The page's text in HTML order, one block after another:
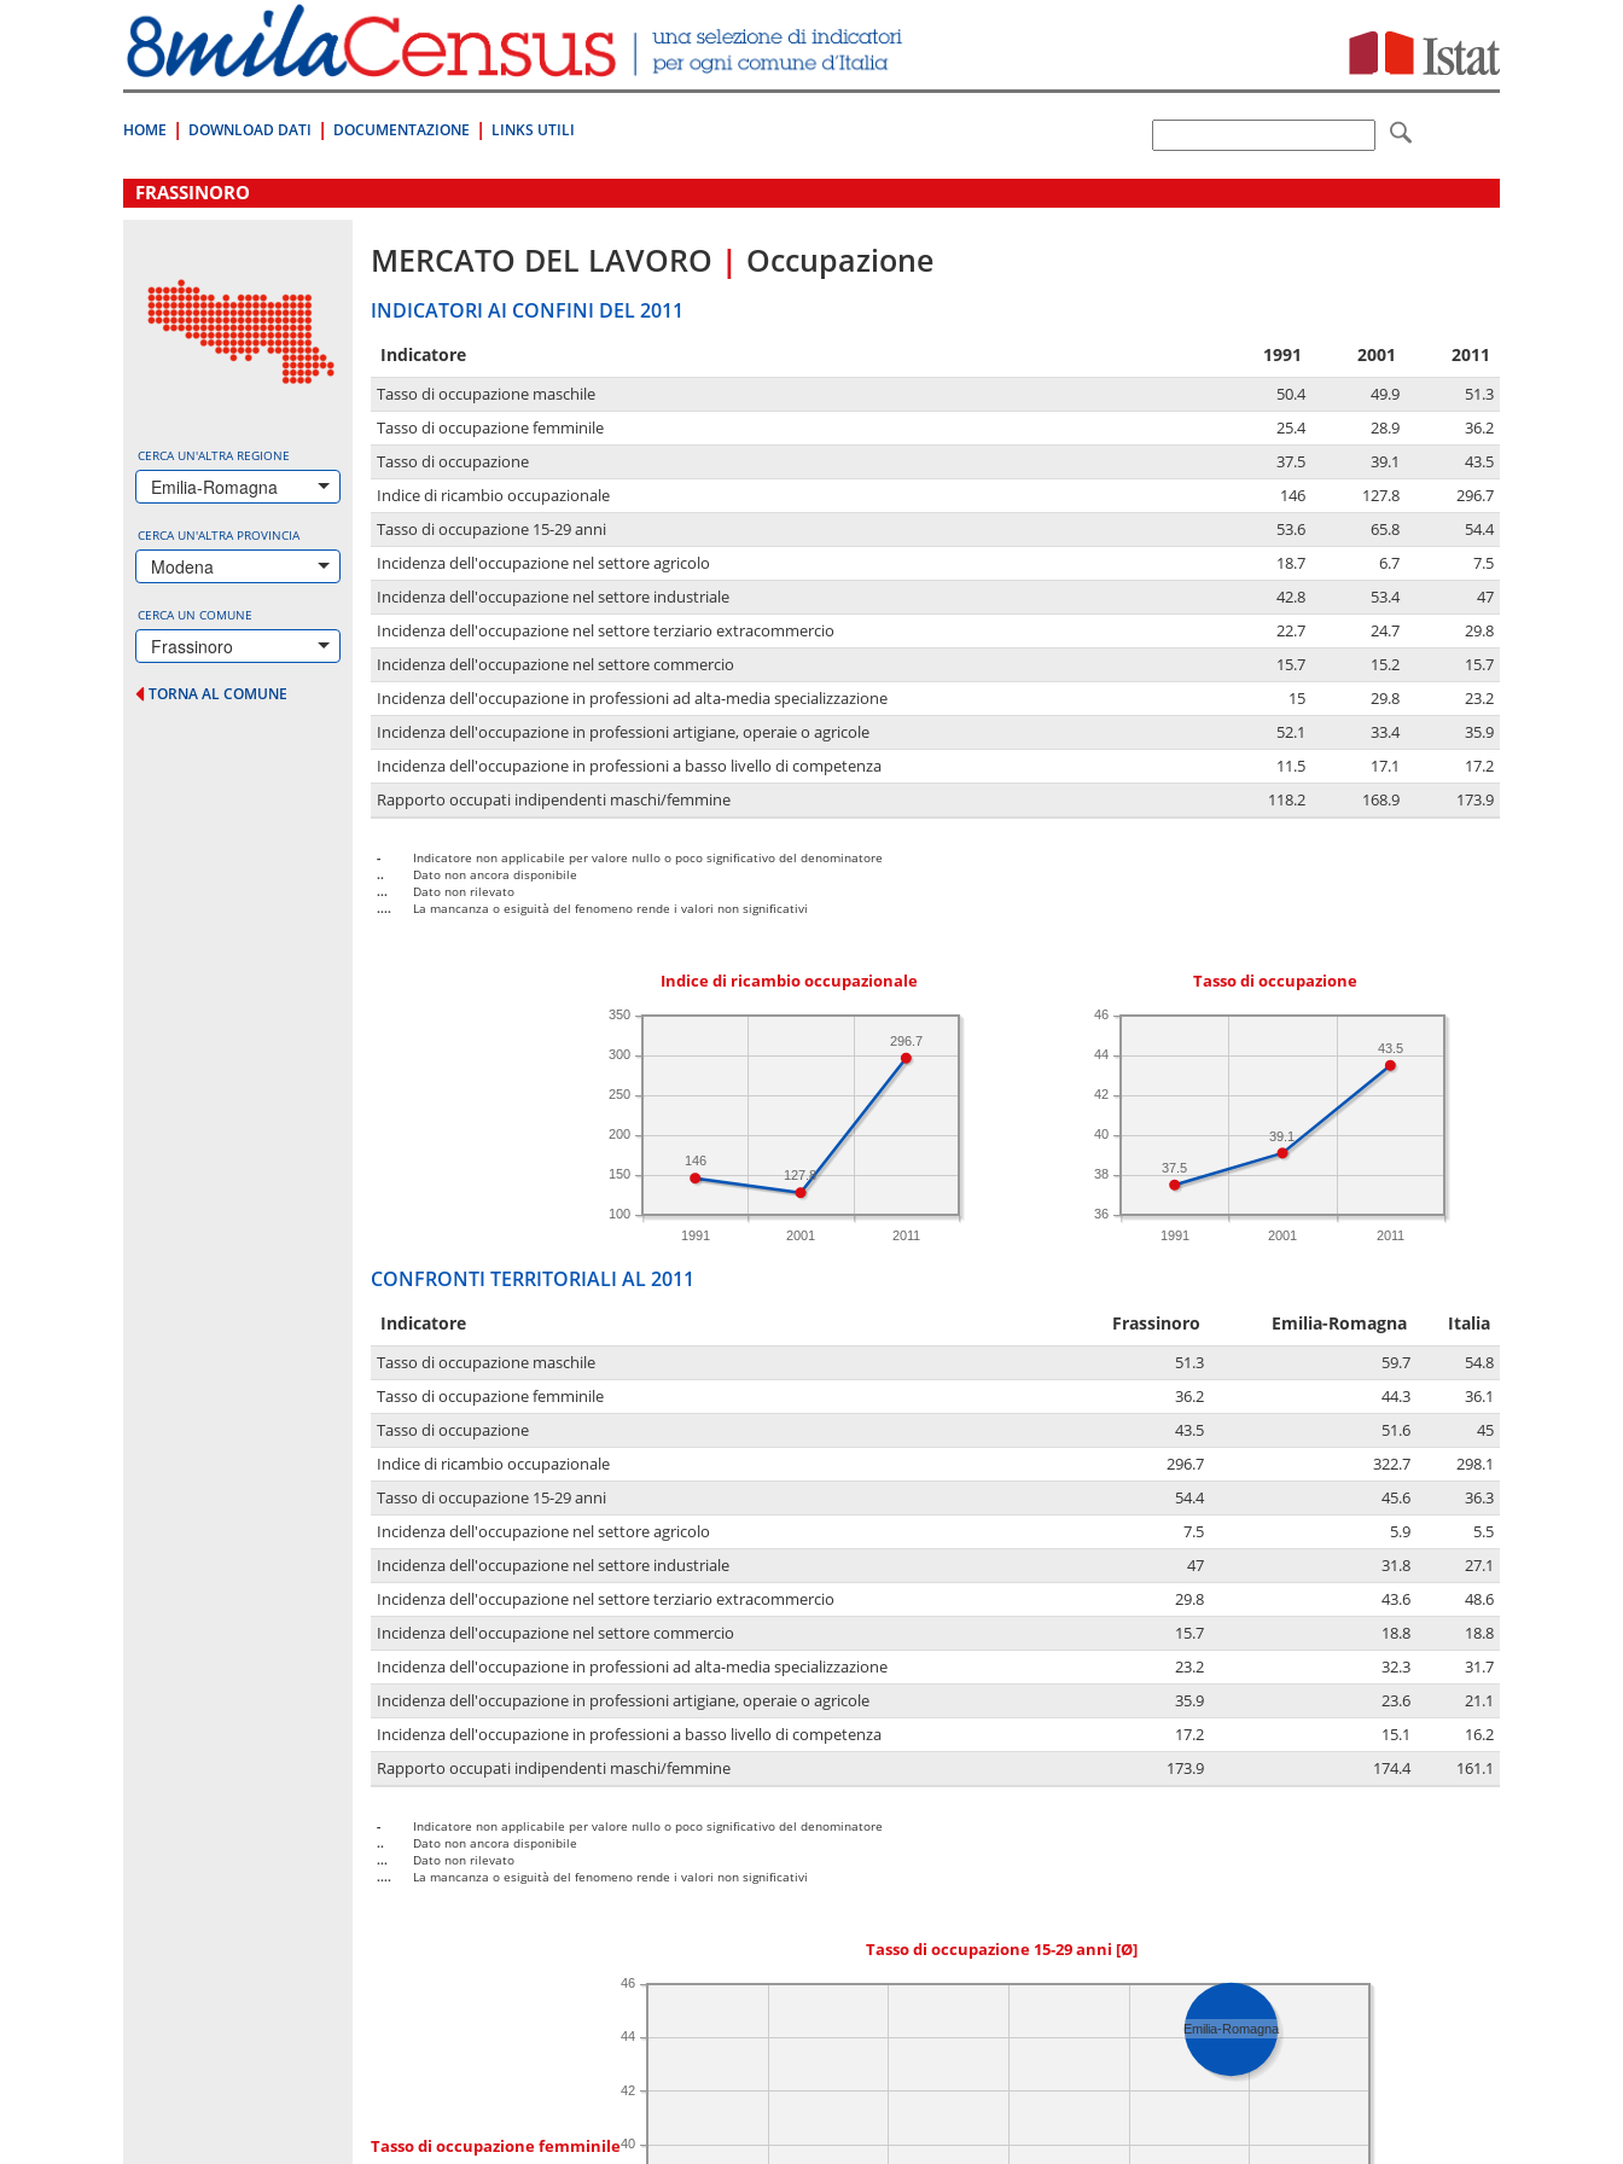
direttamente
a:
Contenuto
HOME DOWNLOAD DATI DOCUMENTAZIONE LINKS UTILI
.
FRASSINORO
CERCA UN'ALTRA REGIONE
Emilia-Romagna
CERCA UN'ALTRA PROVINCIA
Modena
CERCA UN COMUNE
Frassinoro
TORNA AL COMUNE
MERCATO DEL LAVORO | Occupazione
INDICATORI AI CONFINI DEL 2011
Indicatore 1991 2001 2011
Tasso di occupazione maschile 50.4 49.9
51.3
Tasso di occupazione femminile
25.4 28.9
36.2
Tasso di occupazione
37.5 39.1
43.5
Indice di ricambio occupazionale
146 127.8
296.7
Tasso di occupazione 15-29 anni
53.6 65.8
54.4
Incidenza dell'occupazione nel settore agricolo
18.7 6.7
7.5
Incidenza dell'occupazione nel settore industriale
42.8 53.4
47
Incidenza dell'occupazione nel settore terziario extracommercio
22.7 24.7
29.8
Incidenza dell'occupazione nel settore commercio
15.7 15.2
15.7
Incidenza dell'occupazione in professioni ad alta-media specializzazione
15 29.8
23.2
Incidenza dell'occupazione in professioni artigiane, operaie o agricole
52.1 33.4
35.9
Incidenza dell'occupazione in professioni a basso livello di competenza
11.5 17.1
17.2
Rapporto occupati indipendenti maschi/femmine
118.2 168.9 173.9
-
Indicatore non applicabile per valore nullo o poco significativo del denominatore
..
Dato non ancora disponibile
...
Dato non rilevato
....
La mancanza o esiguità del fenomeno rende i valori non significativi
Indice di ricambio occupazionale
1991 2001 2011
100
150
200
250
300
350
296.7
127.8
146
Tasso di occupazione
1991 2001 2011
36
38
40
42
44
46
43.5
39.1
37.5
CONFRONTI TERRITORIALI AL 2011
Indicatore Frassinoro Emilia-Romagna Italia
Tasso di occupazione maschile 51.3 59.7
54.8
Tasso di occupazione femminile
36.2 44.3
36.1
Tasso di occupazione
43.5 51.6
45
Indice di ricambio occupazionale
296.7 322.7
298.1
Tasso di occupazione 15-29 anni
54.4 45.6
36.3
Incidenza dell'occupazione nel settore agricolo
7.5 5.9
5.5
Incidenza dell'occupazione nel settore industriale
47 31.8
27.1
Incidenza dell'occupazione nel settore terziario extracommercio
29.8 43.6
48.6
Incidenza dell'occupazione nel settore commercio
15.7 18.8
18.8
Incidenza dell'occupazione in professioni ad alta-media specializzazione
23.2 32.3
31.7
Incidenza dell'occupazione in professioni artigiane, operaie o agricole
35.9 23.6
21.1
Incidenza dell'occupazione in professioni a basso livello di competenza
17.2 15.1
16.2
Rapporto occupati indipendenti maschi/femmine
173.9 174.4 161.1
-
Indicatore non applicabile per valore nullo o poco significativo del denominatore
..
Dato non ancora disponibile
...
Dato non rilevato
....
La mancanza o esiguità del fenomeno rende i valori non significativi
Tasso di occupazione 15-29 anni [Ø]
Tasso di occupazione femminile40
42
44
46
Emilia-Romagna